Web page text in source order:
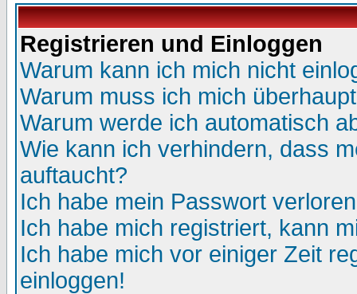
Registrieren und Einloggen
Warum kann ich mich nicht
Warum muss ich mich
Warum werde ich automatisch
Wie kann ich verhindern, dass
auftaucht?
Ich habe mein Passwort
Ich habe mich registriert, kann
Ich habe mich vor einiger Zeit
einloggen!